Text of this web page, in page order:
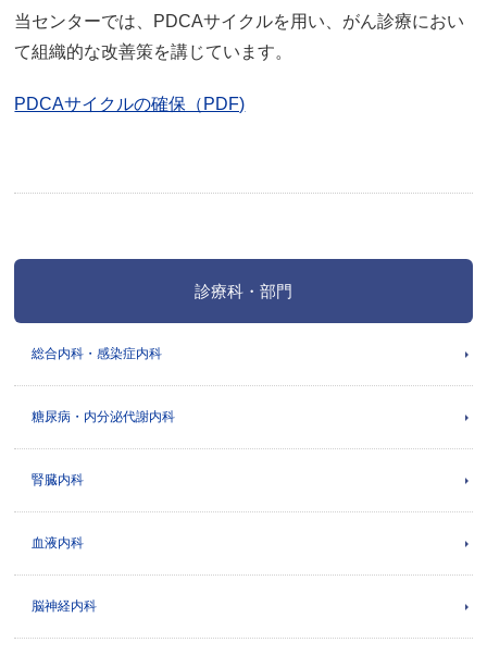
当センターでは、PDCAサイクルを用い、がん診療におい
て組織的な改善策を講じています。
PDCAサイクルの確保（PDF)
診療科・部門
総合内科・感染症内科
糖尿病・内分泌代謝内科
腎臓内科
血液内科
脳神経内科